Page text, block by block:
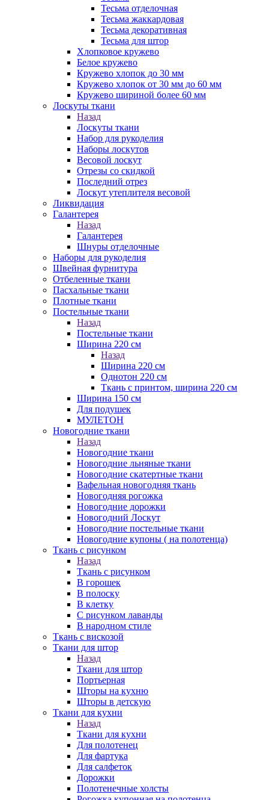
Тесьма отделочная
Тесьма жаккардовая
Тесьма декоративная
Тесьма для штор
Хлопковое кружево
Белое кружево
Кружево хлопок до 30 мм
Кружево хлопок от 30 мм до 60 мм
Кружево шириной более 60 мм
Лоскуты ткани
Назад
Лоскуты ткани
Набор для рукоделия
Наборы лоскутов
Весовой лоскут
Отрезы со скидкой
Последний отрез
Лоскут утеплителя весовой
Ликвидация
Галантерея
Назад
Галантерея
Шнуры отделочные
Наборы для рукоделия
Швейная фурнитура
Отбеленные ткани
Пасхальные ткани
Плотные ткани
Постельные ткани
Назад
Постельные ткани
Ширина 220 см
Назад
Ширина 220 см
Однотон 220 см
Ткань с принтом, ширина 220 см
Ширина 150 см
Для подушек
МУЛЕТОН
Новогодние ткани
Назад
Новогодние ткани
Новогодние льняные ткани
Новогодние скатертные ткани
Вафельная новогодняя ткань
Новогодняя рогожка
Новогодние дорожки
Новогодний Лоскут
Новогодние постельные ткани
Новогодние купоны ( на полотенца)
Ткань с рисунком
Назад
Ткань с рисунком
В горошек
В полоску
В клетку
С рисунком лаванды
В народном стиле
Ткань с вискозой
Ткани для штор
Назад
Ткани для штор
Портьерная
Шторы на кухню
Шторы в детскую
Ткани для кухни
Назад
Ткани для кухни
Для полотенец
Для фартука
Для салфеток
Дорожки
Полотенечные холсты